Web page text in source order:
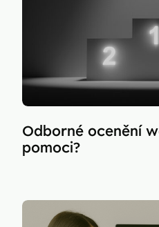
Odborné ocenění
pomoci?